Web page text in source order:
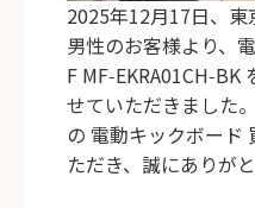
2025年12月17日、
男性のお客様より、
F MF‑EKRA01CH‑BK
せていただきました
の 電動キックボード
ただき、誠にありが